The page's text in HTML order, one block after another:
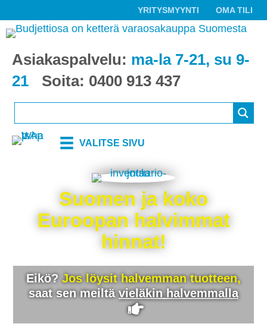
YRITYSMYYNTI OMA TILI
Asiakaspalvelu: ma-la 7-21, su 9-
21
Soita: 0400 913 437
VALITSE SIVU
Suomen ja koko
Euroopan halvimmat
hinnat!
Eikö? Jos löysit halvemman tuotteen,
saat sen meiltävieläkin halvemmalla